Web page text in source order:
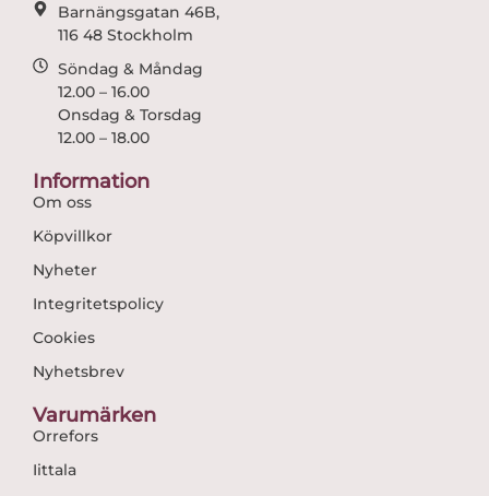
Barnängsgatan 46B,
116 48 Stockholm
Söndag & Måndag
12.00 – 16.00
Onsdag & Torsdag
12.00 – 18.00
Information
Om oss
Köpvillkor
Nyheter
Integritetspolicy
Cookies
Nyhetsbrev
Varumärken
Orrefors
Iittala